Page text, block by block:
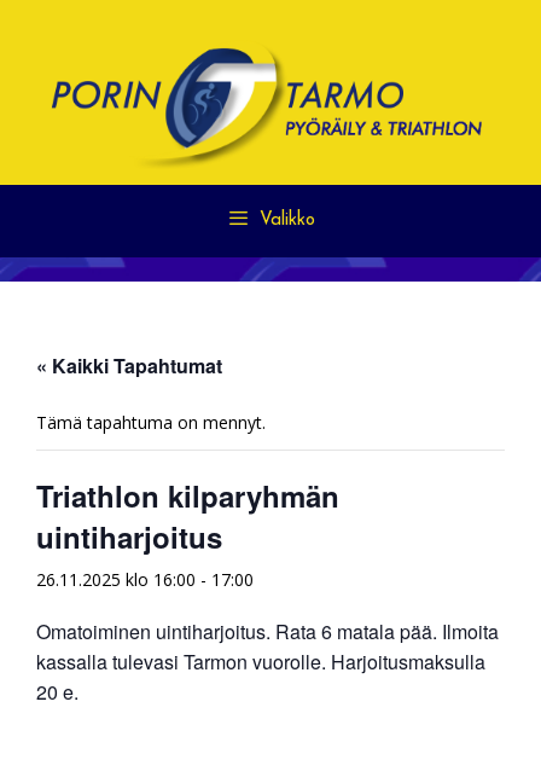
Valikko
« Kaikki Tapahtumat
Tämä tapahtuma on mennyt.
Triathlon kilparyhmän
uintiharjoitus
26.11.2025 klo 16:00 - 17:00
Omatoiminen uintiharjoitus. Rata 6 matala pää. Ilmoita
kassalla tulevasi Tarmon vuorolle. Harjoitusmaksulla
20 e.